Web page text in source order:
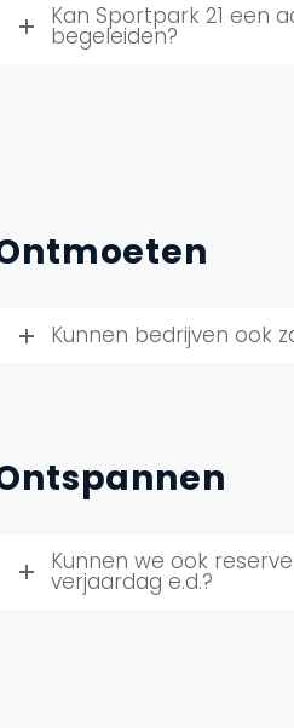
Kan Sportpark 21 een
begeleiden?
Kunnen bedrijven ook
Kunnen we ook
verjaardag e.d.?